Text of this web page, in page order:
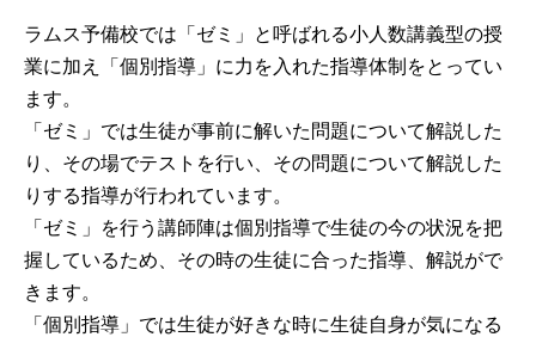
ラムス予備校では「ゼミ」と呼ばれる小人数講義型の授
業に加え「個別指導」に力を入れた指導体制をとってい
ます。
「ゼミ」では生徒が事前に解いた問題について解説した
り、その場でテストを行い、その問題について解説した
りする指導が行われています。
「ゼミ」を行う講師陣は個別指導で生徒の今の状況を把
握しているため、その時の生徒に合った指導、解説がで
きます。
「個別指導」では生徒が好きな時に生徒自身が気になる